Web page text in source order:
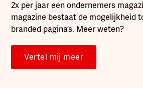
2x per jaar een ondernemers
magazine bestaat de mogelijkheid
branded pagina’s. Meer weten?
Vertel mij meer